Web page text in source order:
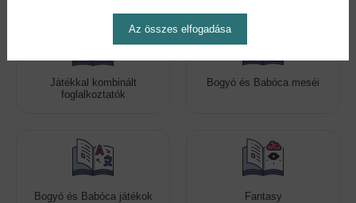
Játékkal kombinált
foglalkoztatók
Bogyó és Babóca meséi
Bogyó és Babóca játékok Fantasy
Az összes elfogadása